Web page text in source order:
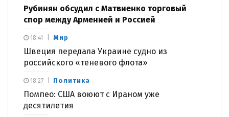
Рубинян обсудил с Матвиенко торговый
спор между Арменией и Россией
Мир
Швеция передала Украине судно из
российского «теневого флота»
18:41
Политика
Помпео: США воюют с Ираном уже
десятилетия
18:27